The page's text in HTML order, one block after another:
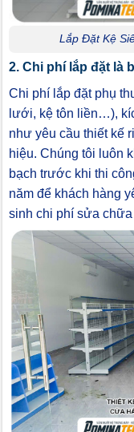
Lắp Đặt Kệ
2. Chi phí lắp đặt là
Chi phí lắp đặt phụ
lưới, kệ tôn liền…),
như yêu cầu thiết kế
hiệu. Chúng tôi luôn
bạch trước khi thi
năm để khách hàng
sinh chi phí sửa